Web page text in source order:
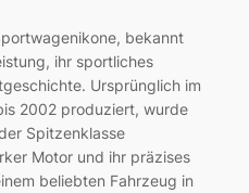
bekannt
ihr sportliches
Ursprünglich im
2002 produziert, wurde
Spitzenklasse
Motor und ihr präzises
beliebten Fahrzeug in